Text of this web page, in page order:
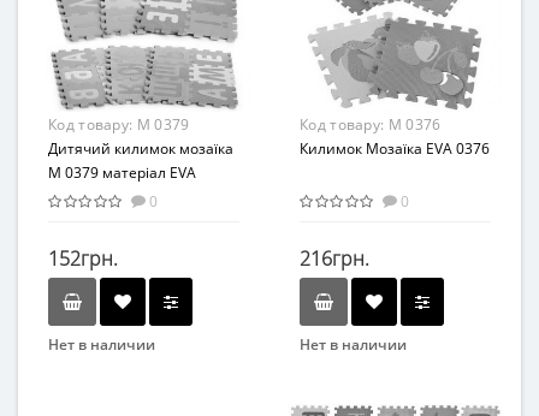
С рождения
Возрастная группа
От 0 лет
Материал
Комбинированный
От 0 лет
Возрастная группа
От 0 лет
Материал
Комбинированный
Код товару: M 0379
Дитячий килимок мозаїка
M 0379 матеріал EVA
0
152грн.
Нет в наличии
Код товару: M 0376
Килимок Мозаїка EVA 0376
0
216грн.
Нет в наличии